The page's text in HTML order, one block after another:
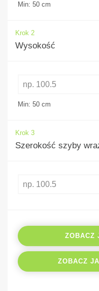
Min: 50 cm
Krok 2
Wysokość
Min: 50 cm
Krok 3
Szerokość szyby
ZOBACZ
ZOBACZ